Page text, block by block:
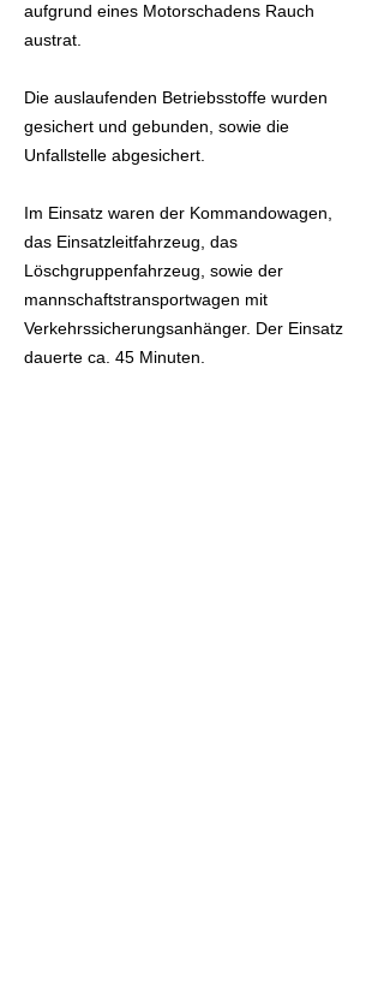
aufgrund eines Motorschadens Rauch
austrat.
Die auslaufenden Betriebsstoffe wurden
gesichert und gebunden, sowie die
Unfallstelle abgesichert.
Im Einsatz waren der Kommandowagen,
das Einsatzleitfahrzeug, das
Löschgruppenfahrzeug, sowie der
mannschaftstransportwagen mit
Verkehrssicherungsanhänger. Der Einsatz
dauerte ca. 45 Minuten.